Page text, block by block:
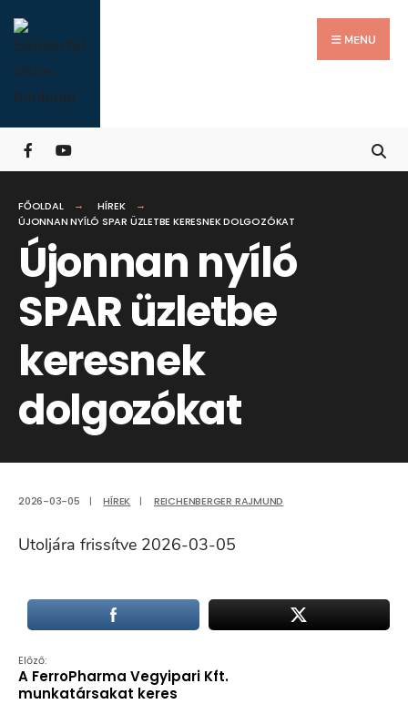
Skip
to
content
MENU
FŐOLDAL
HÍREK
ÚJONNAN NYÍLÓ SPAR ÜZLETBE KERESNEK DOLGOZÓKAT
Újonnan nyíló
SPAR üzletbe
keresnek
dolgozókat
2026-03-05 | HÍREK | REICHENBERGER RAJMUND
Utoljára frissítve 2026-03-05
Előző:
A FerroPharma Vegyipari Kft.
munkatársakat keres
for:
Close